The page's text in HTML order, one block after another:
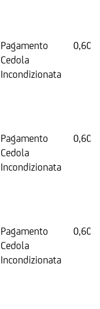
Pagamento
Cedola
Incondizionata
0,60
Pagamento
Cedola
Incondizionata
0,60
Pagamento
Cedola
Incondizionata
0,60